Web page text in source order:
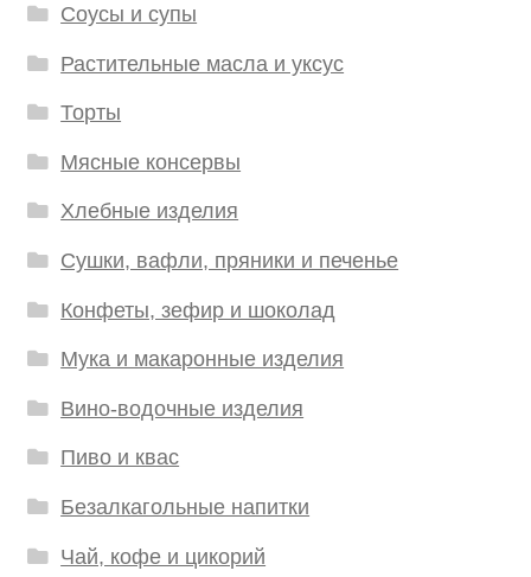
Соусы и супы
Растительные масла и уксус
Торты
Мясные консервы
Хлебные изделия
Сушки, вафли, пряники и печенье
Конфеты, зефир и шоколад
Мука и макаронные изделия
Вино-водочные изделия
Пиво и квас
Безалкагольные напитки
Чай, кофе и цикорий